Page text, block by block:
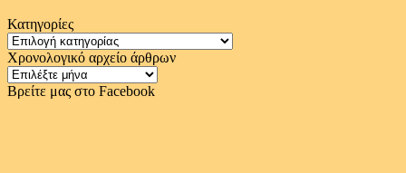
Κατηγορίες
Κατηγορίες
Χρονολογικό αρχείο άρθρων
Χρονολογικό
αρχείο
Βρείτε μας στο Facebook